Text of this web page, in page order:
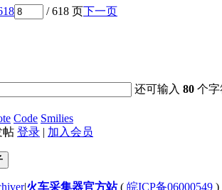
/ 618 页下一页
还可输入80 个字
Code Smilies
帖 登录 | 加入会员
|火车采集器官方站( 皖ICP备06000549 )